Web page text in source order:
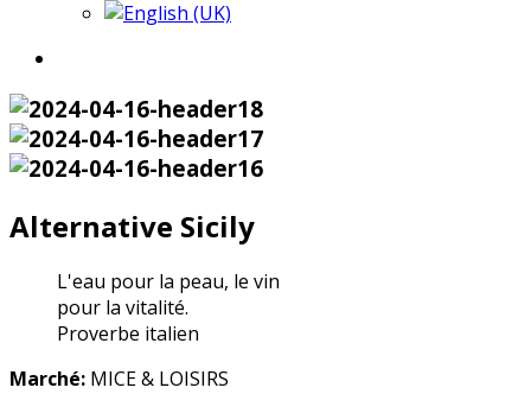
Alternative Sicily
L'eau pour la peau, le vin
pour la vitalité.
Proverbe italien
Marché: MICE & LOISIRS